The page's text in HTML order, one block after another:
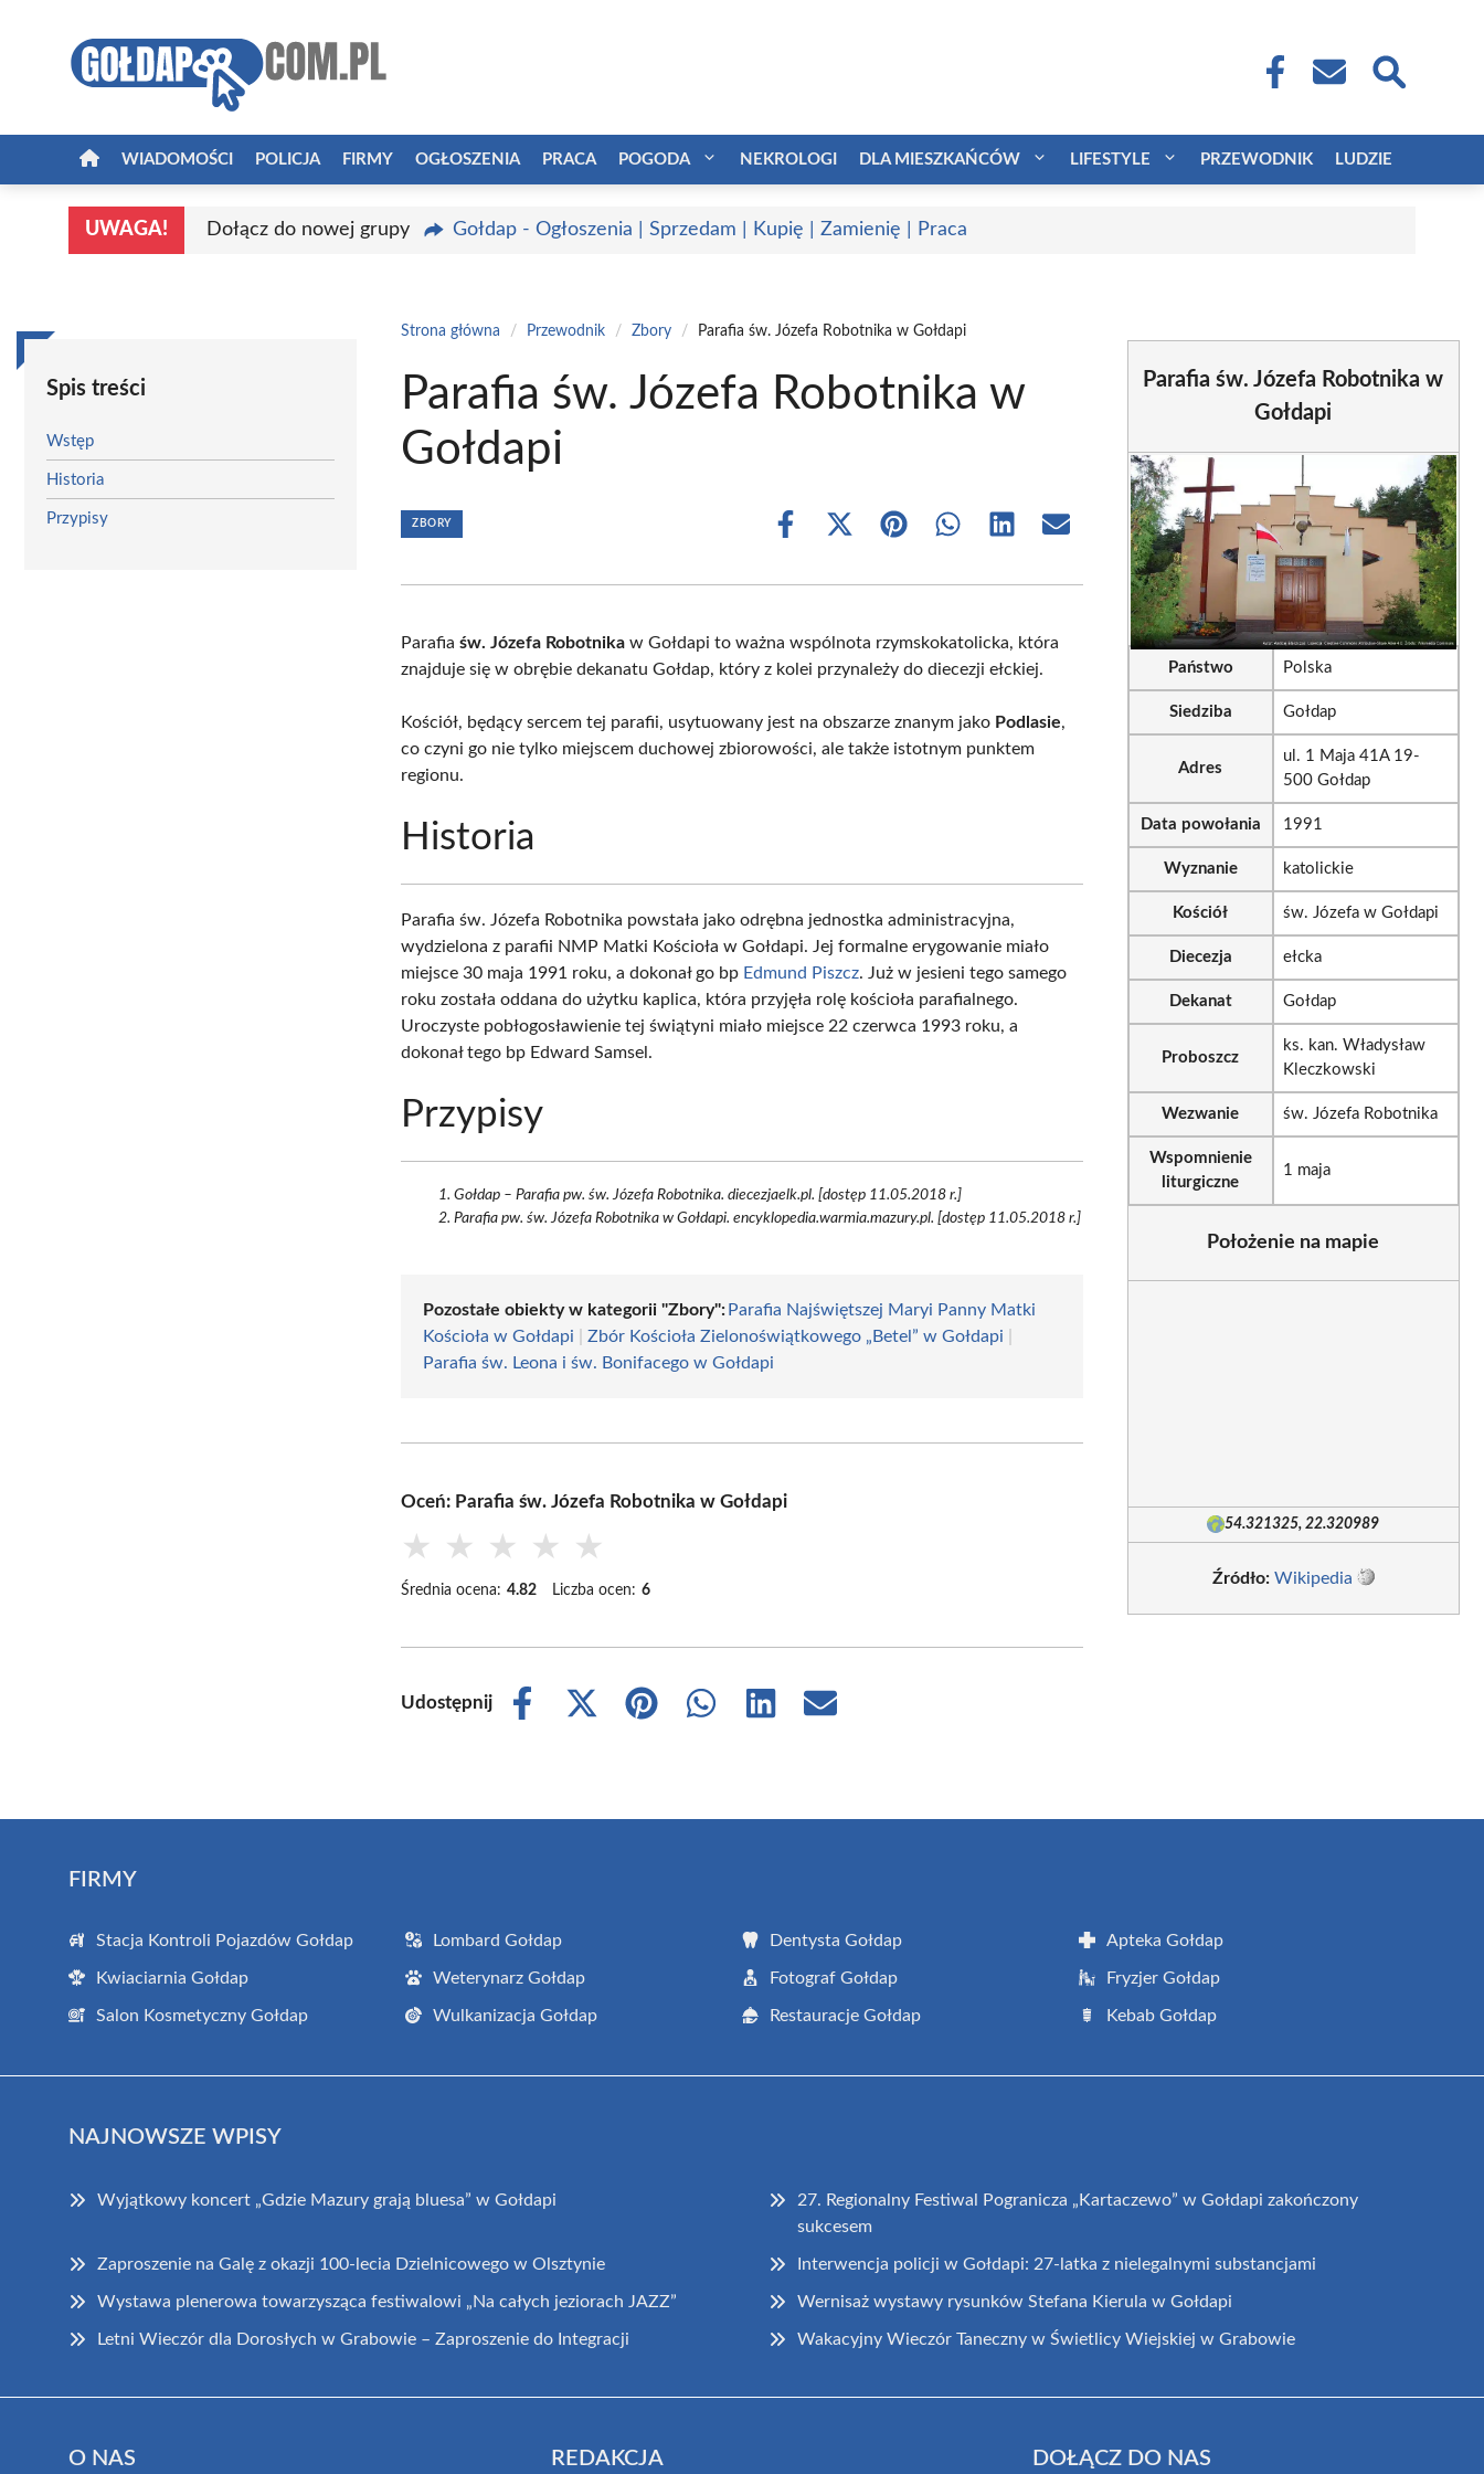
WIADOMOŚCI POLICJA FIRMY OGŁOSZENIA PRACA POGODA NEKROLOGI DLA MIESZKAŃCÓW LIFESTYLE PRZEWODNIK LUDZIE
UWAGA! Dołącz do nowej grupy Gołdap - Ogłoszenia | Sprzedam | Kupię | Zamienię | Praca
Spis treści
Wstęp
Historia
Przypisy
Strona główna / Przewodnik / Zbory / Parafia św. Józefa Robotnika w Gołdapi
Parafia św. Józefa Robotnika w
Gołdapi
ZBORY
Share
Share
(Twitter)
Share Share Share Share
Parafiaśw. Józefa Robotnika w Gołdapi to ważna wspólnota rzymskokatolicka, która
znajduje się w obrębie dekanatu Gołdap, który z kolei przynależy do diecezji ełckiej.
Kościół, będący sercem tej parafii, usytuowany jest na obszarze znanym jako Podlasie,
co czyni go nie tylko miejscem duchowej zbiorowości, ale także istotnym punktem
regionu.
Historia
Parafia św. Józefa Robotnika powstała jako odrębna jednostka administracyjna,
wydzielona z parafii NMP Matki Kościoła w Gołdapi. Jej formalne erygowanie miało
miejsce 30 maja 1991 roku, a dokonał go bp Edmund Piszcz. Już w jesieni tego samego
roku została oddana do użytku kaplica, która przyjęła rolę kościoła parafialnego.
Uroczyste pobłogosławienie tej świątyni miało miejsce 22 czerwca 1993 roku, a
dokonał tego bp Edward Samsel.
Przypisy
Gołdap – Parafia pw. św. Józefa Robotnika. diecezjaelk.pl. [dostęp 11.05.2018 r.]
Parafia pw. św. Józefa Robotnika w Gołdapi. encyklopedia.warmia.mazury.pl. [dostęp 11.05.2018 r.]
Pozostałe obiekty w kategorii "Zbory":Parafia Najświętszej Maryi Panny Matki
Kościoła w Gołdapi |Zbór Kościoła Zielonoświątkowego „Betel” w Gołdapi
Parafia św. Leona i św. Bonifacego w Gołdapi
Oceń: Parafia św. Józefa Robotnika w Gołdapi
★ ★ ★ ★ ★
Średnia ocena: 4.82 Liczba ocen: 6
Udostępnij
Share
Share
Share
Share
Share
Share
Parafia św. Józefa Robotnika w
Gołdapi
Państwo Polska
Siedziba Gołdap
Adres
ul. 1 Maja 41A 19-
500 Gołdap
Data powołania 1991
Wyznanie katolickie
Kościół św. Józefa w Gołdapi
Diecezja ełcka
Dekanat Gołdap
Proboszcz
ks. kan. Władysław
Kleczkowski
Wezwanie św. Józefa Robotnika
Wspomnienie
liturgiczne
1 maja
Położenie na mapie
54.321325, 22.320989
Źródło: Wikipedia
FIRMY
Stacja Kontroli Pojazdów Gołdap Lombard Gołdap Dentysta Gołdap Apteka Gołdap
Kwiaciarnia Gołdap Weterynarz Gołdap Fotograf Gołdap Fryzjer Gołdap
Salon Kosmetyczny Gołdap Wulkanizacja Gołdap Restauracje Gołdap Kebab Gołdap
NAJNOWSZE WPISY
Wyjątkowy koncert „Gdzie Mazury grają bluesa” w Gołdapi
27. Regionalny Festiwal Pogranicza „Kartaczewo” w Gołdapi zakończony
sukcesem
Zaproszenie na Galę z okazji 100-lecia Dzielnicowego w Olsztynie Interwencja policji w Gołdapi: 27-latka z nielegalnymi substancjami
Wystawa plenerowa towarzysząca festiwalowi „Na całych jeziorach JAZZ” Wernisaż wystawy rysunków Stefana Kierula w Gołdapi
Letni Wieczór dla Dorosłych w Grabowie – Zaproszenie do Integracji Wakacyjny Wieczór Taneczny w Świetlicy Wiejskiej w Grabowie
O NAS REDAKCJA DOŁĄCZ DO NAS